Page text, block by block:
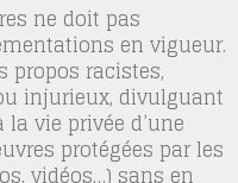
ne doit pas
en vigueur.
racistes,
injurieux, divulguant
vie privée d’une
protégées par les
vidéos…) sans en